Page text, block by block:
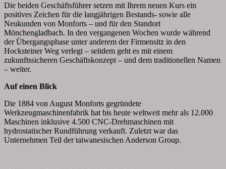
Die beiden Geschäftsführer setzen mit Ihrem neuen Kurs ein
positives Zeichen für die langjährigen Bestands- sowie alle
Neukunden von Monforts – und für den Standort
Mönchengladbach. In den vergangenen Wochen wurde während
der Übergangsphase unter anderem der Firmensitz in den
Hocksteiner Weg verlegt – seitdem geht es mit einem
zukunftssicheren Geschäftskonzept – und dem traditionellen Namen
– weiter.
Auf einen Blick
Die 1884 von August Monforts gegründete
Werkzeugmaschinenfabrik hat bis heute weltweit mehr als 12.000
Maschinen inklusive 4.500 CNC-Drehmaschinen mit
hydrostatischer Rundführung verkauft. Zuletzt war das
Unternehmen Teil der taiwanesischen Anderson Group.